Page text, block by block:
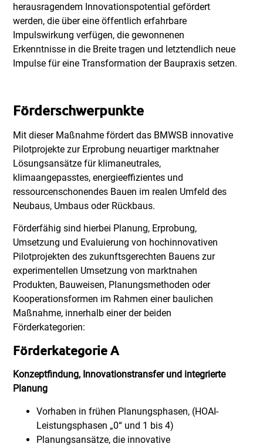
herausragendem Innovationspotential gefördert
werden, die über eine öffentlich erfahrbare
Impulswirkung verfügen, die gewonnenen
Erkenntnisse in die Breite tragen und letztendlich neue
Impulse für eine Transformation der Baupraxis setzen.
Förderschwerpunkte
Mit dieser Maßnahme fördert das BMWSB innovative
Pilotprojekte zur Erprobung neuartiger marktnaher
Lösungsansätze für klimaneutrales,
klimaangepasstes, energieeffizientes und
ressourcenschonendes Bauen im realen Umfeld des
Neubaus, Umbaus oder Rückbaus.
Förderfähig sind hierbei Planung, Erprobung,
Umsetzung und Evaluierung von hochinnovativen
Pilotprojekten des zukunftsgerechten Bauens zur
experimentellen Umsetzung von marktnahen
Produkten, Bauweisen, Planungsmethoden oder
Kooperationsformen im Rahmen einer baulichen
Maßnahme, innerhalb einer der beiden
Förderkategorien:
Förderkategorie A
Konzeptfindung, Innovationstransfer und integrierte
Planung
Vorhaben in frühen Planungsphasen, (HOAI-
Leistungsphasen „0“ und 1 bis 4)
Planungsansätze, die innovative